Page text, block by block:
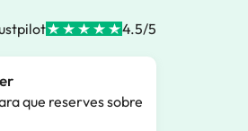
4.5/5
que reserves sobre